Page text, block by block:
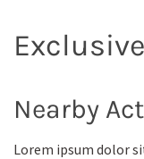
Nearby
Lorem ipsum dolor